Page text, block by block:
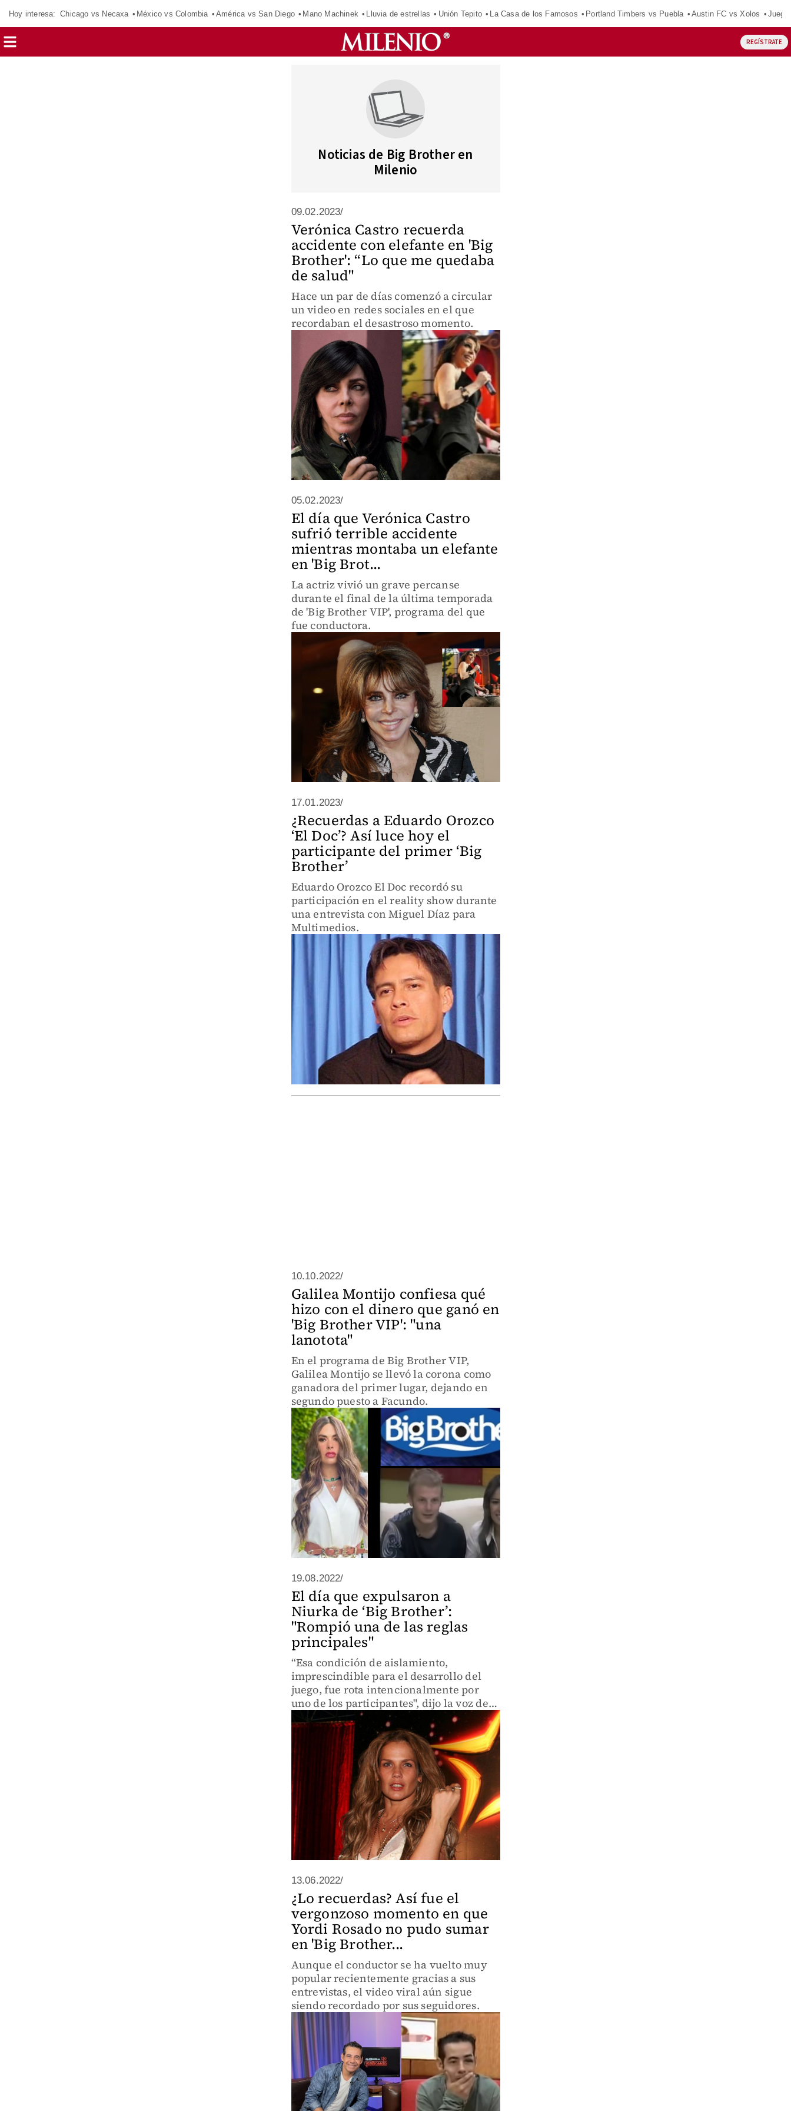
Hoy interesa: Chicago vs Necaxa México vs Colombia América vs San Diego Mano Machinek Lluvia de estrellas Unión Tepito La Casa de los Famosos Portland Timbers vs Puebla Austin FC vs Xolos
REGÍSTRATE
Noticias de Big Brother en
Milenio
09.02.2023/
Verónica Castro recuerda
accidente con elefante en 'Big
Brother': “Lo que me quedaba
de salud"
Hace un par de días comenzó a circular
un video en redes sociales en el que
recordaban el desastroso momento.
05.02.2023/
El día que Verónica Castro
sufrió terrible accidente
mientras montaba un elefante
en 'Big Brot...
La actriz vivió un grave percanse
durante el final de la última temporada
de 'Big Brother VIP', programa del que
fue conductora.
17.01.2023/
¿Recuerdas a Eduardo Orozco
‘El Doc’? Así luce hoy el
participante del primer ‘Big
Brother’
Eduardo Orozco El Doc recordó su
participación en el reality show durante
una entrevista con Miguel Díaz para
Multimedios.
10.10.2022/
Galilea Montijo confiesa qué
hizo con el dinero que ganó en
'Big Brother VIP': "una
lanotota"
En el programa de Big Brother VIP,
Galilea Montijo se llevó la corona como
ganadora del primer lugar, dejando en
segundo puesto a Facundo.
19.08.2022/
El día que expulsaron a
Niurka de ‘Big Brother’:
"Rompió una de las reglas
principales"
“Esa condición de aislamiento,
imprescindible para el desarrollo del
juego, fue rota intencionalmente por
uno de los participantes", dijo la voz de
Big Brother antes de pedir la salida de la
cubana.
13.06.2022/
¿Lo recuerdas? Así fue el
vergonzoso momento en que
Yordi Rosado no pudo sumar
en 'Big Brother...
Aunque el conductor se ha vuelto muy
popular recientemente gracias a sus
entrevistas, el video viral aún sigue
siendo recordado por sus seguidores.